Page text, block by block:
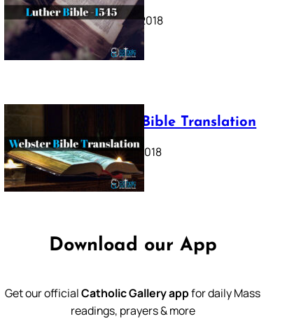
October 17, 2018
Webster Bible Translation
October 11, 2018
Download our App
Get our officialCatholic Gallery appfor daily Mass
readings, prayers & more